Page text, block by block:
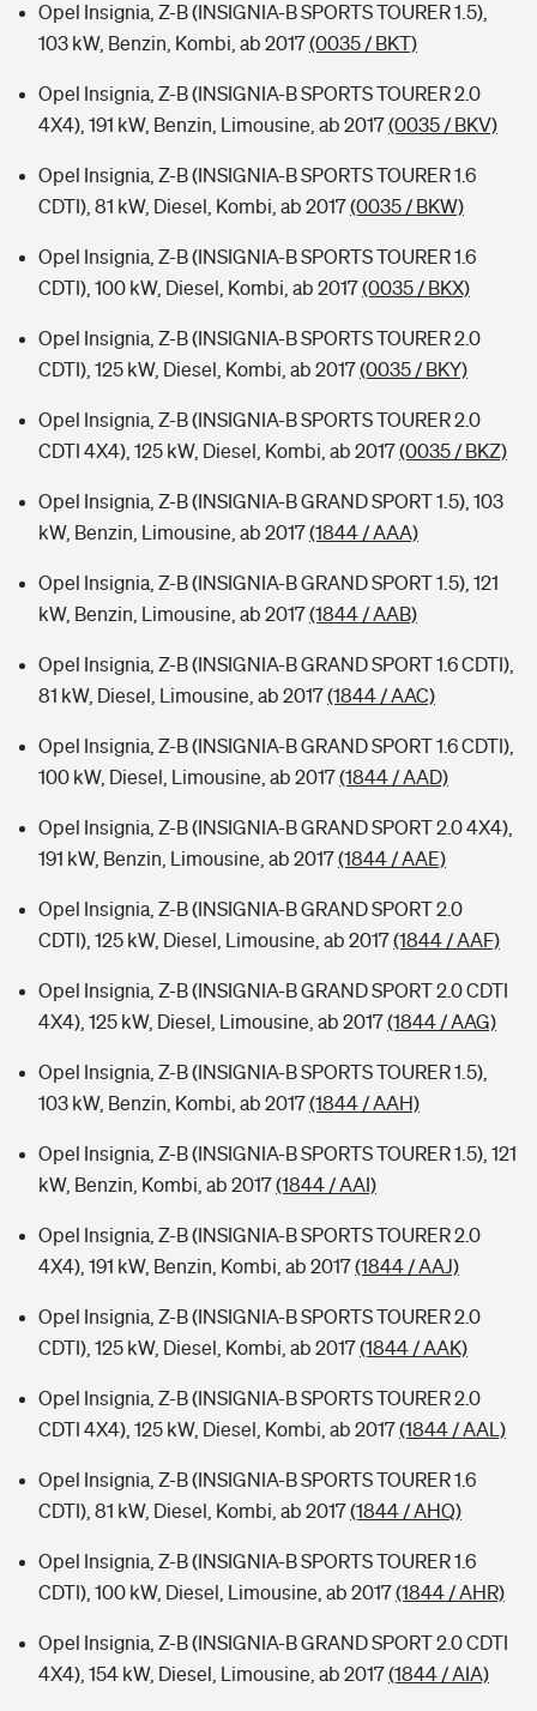
Opel Insignia, Z-B (INSIGNIA-B SPORTS TOURER 1.5),
103 kW, Benzin, Kombi, ab 2017(0035 / BKT)
Opel Insignia, Z-B (INSIGNIA-B SPORTS TOURER 2.0
4X4), 191 kW, Benzin, Limousine, ab 2017(0035 / BKV)
Opel Insignia, Z-B (INSIGNIA-B SPORTS TOURER 1.6
CDTI), 81 kW, Diesel, Kombi, ab 2017(0035 / BKW)
Opel Insignia, Z-B (INSIGNIA-B SPORTS TOURER 1.6
CDTI), 100 kW, Diesel, Kombi, ab 2017(0035 / BKX)
Opel Insignia, Z-B (INSIGNIA-B SPORTS TOURER 2.0
CDTI), 125 kW, Diesel, Kombi, ab 2017(0035 / BKY)
Opel Insignia, Z-B (INSIGNIA-B SPORTS TOURER 2.0
CDTI 4X4), 125 kW, Diesel, Kombi, ab 2017(0035 / BKZ)
Opel Insignia, Z-B (INSIGNIA-B GRAND SPORT 1.5), 103
kW, Benzin, Limousine, ab 2017(1844 / AAA)
Opel Insignia, Z-B (INSIGNIA-B GRAND SPORT 1.5), 121
kW, Benzin, Limousine, ab 2017(1844 / AAB)
Opel Insignia, Z-B (INSIGNIA-B GRAND SPORT 1.6 CDTI),
81 kW, Diesel, Limousine, ab 2017(1844 / AAC)
Opel Insignia, Z-B (INSIGNIA-B GRAND SPORT 1.6 CDTI),
100 kW, Diesel, Limousine, ab 2017(1844 / AAD)
Opel Insignia, Z-B (INSIGNIA-B GRAND SPORT 2.0 4X4),
191 kW, Benzin, Limousine, ab 2017(1844 / AAE)
Opel Insignia, Z-B (INSIGNIA-B GRAND SPORT 2.0
CDTI), 125 kW, Diesel, Limousine, ab 2017(1844 / AAF)
Opel Insignia, Z-B (INSIGNIA-B GRAND SPORT 2.0 CDTI
4X4), 125 kW, Diesel, Limousine, ab 2017(1844 / AAG)
Opel Insignia, Z-B (INSIGNIA-B SPORTS TOURER 1.5),
103 kW, Benzin, Kombi, ab 2017(1844 / AAH)
Opel Insignia, Z-B (INSIGNIA-B SPORTS TOURER 1.5), 121
kW, Benzin, Kombi, ab 2017(1844 / AAI)
Opel Insignia, Z-B (INSIGNIA-B SPORTS TOURER 2.0
4X4), 191 kW, Benzin, Kombi, ab 2017(1844 / AAJ)
Opel Insignia, Z-B (INSIGNIA-B SPORTS TOURER 2.0
CDTI), 125 kW, Diesel, Kombi, ab 2017(1844 / AAK)
Opel Insignia, Z-B (INSIGNIA-B SPORTS TOURER 2.0
CDTI 4X4), 125 kW, Diesel, Kombi, ab 2017(1844 / AAL)
Opel Insignia, Z-B (INSIGNIA-B SPORTS TOURER 1.6
CDTI), 81 kW, Diesel, Kombi, ab 2017(1844 / AHQ)
Opel Insignia, Z-B (INSIGNIA-B SPORTS TOURER 1.6
CDTI), 100 kW, Diesel, Limousine, ab 2017(1844 / AHR)
Opel Insignia, Z-B (INSIGNIA-B GRAND SPORT 2.0 CDTI
4X4), 154 kW, Diesel, Limousine, ab 2017(1844 / AIA)